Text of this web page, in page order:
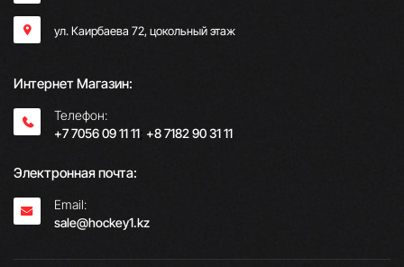
ул. Каирбаева 72, цокольный этаж
Интернет Магазин:
Телефон:
+7 7056 09 11 11; +8 7182 90 31 11
Электронная почта:
Email:
sale@hockey1.kz